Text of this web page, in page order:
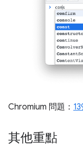
Chromium 問題：
其他重點